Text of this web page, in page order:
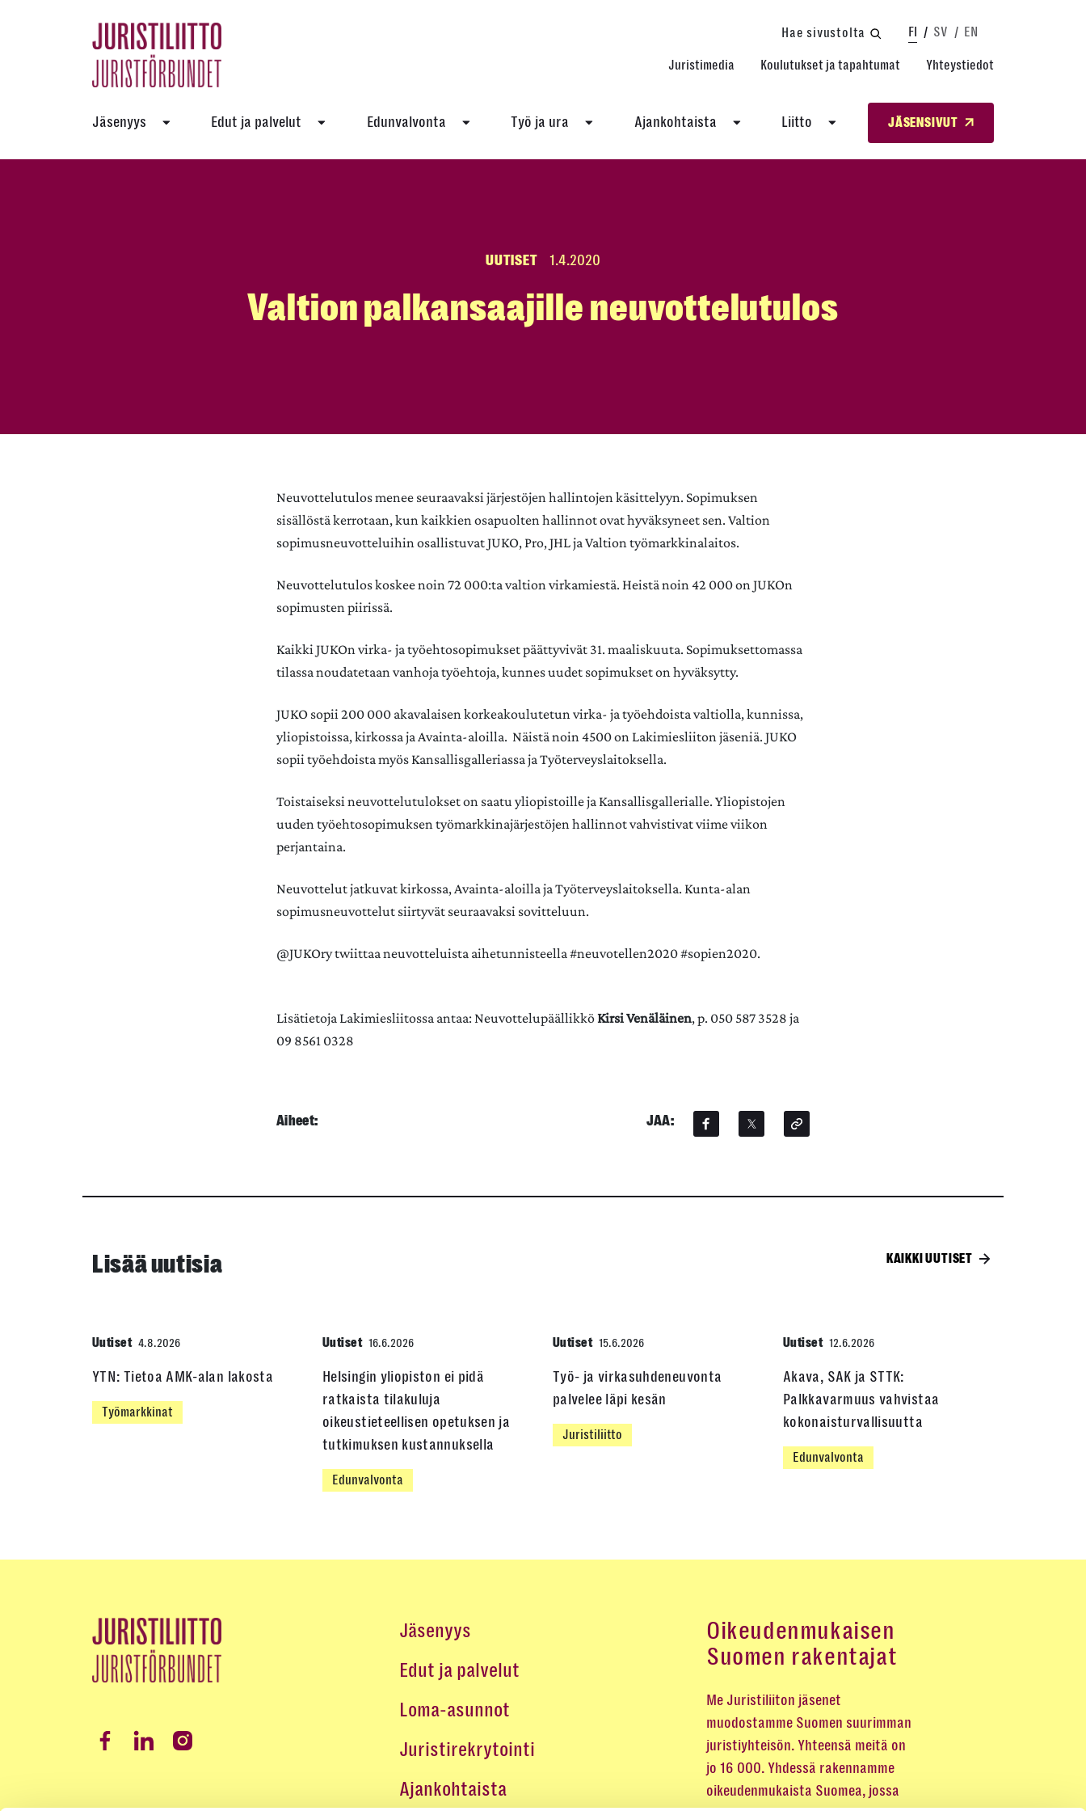
Hae sivustolta FI SV EN
Juristimedia Koulutukset ja tapahtumat Yhteystiedot
Jäsenyys Edut ja palvelut Edunvalvonta Työ ja ura Ajankohtaista Liitto JÄSENSIVUT
UUTISET 1.4.2020
Valtion palkansaajille neuvottelutulos
Neuvottelutulos menee seuraavaksi järjestöjen hallintojen käsittelyyn. Sopimuksen
sisällöstä kerrotaan, kun kaikkien osapuolten hallinnot ovat hyväksyneet sen. Valtion
sopimusneuvotteluihin osallistuvat JUKO, Pro, JHL ja Valtion työmarkkinalaitos.
Neuvottelutulos koskee noin 72 000:ta valtion virkamiestä. Heistä noin 42 000 on JUKOn
sopimusten piirissä.
Kaikki JUKOn virka- ja työehtosopimukset päättyvivät 31. maaliskuuta. Sopimuksettomassa
tilassa noudatetaan vanhoja työehtoja, kunnes uudet sopimukset on hyväksytty.
JUKO sopii 200 000 akavalaisen korkeakoulutetun virka- ja työehdoista valtiolla, kunnissa,
yliopistoissa, kirkossa ja Avainta-aloilla. Näistä noin 4500 on Lakimiesliiton jäseniä. JUKO
sopii työehdoista myös Kansallisgalleriassa ja Työterveyslaitoksella.
Toistaiseksi neuvottelutulokset on saatu yliopistoille ja Kansallisgallerialle. Yliopistojen
uuden työehtosopimuksen työmarkkinajärjestöjen hallinnot vahvistivat viime viikon
perjantaina.
Neuvottelut jatkuvat kirkossa, Avainta-aloilla ja Työterveyslaitoksella. Kunta-alan
sopimusneuvottelut siirtyvät seuraavaksi sovitteluun.
@JUKOry twiittaa neuvotteluista aihetunnisteella #neuvotellen2020 #sopien2020.
Lisätietoja Lakimiesliitossa antaa: NeuvottelupäällikköKirsi Venäläinen, p. 050 587 3528 ja
09 8561 0328
Aiheet: JAA:
Lisää uutisia KAIKKI UUTISET
Uutiset 4.8.2026
YTN: Tietoa AMK-alan lakosta
Työmarkkinat
Uutiset 16.6.2026
Helsingin yliopiston ei pidä
ratkaista tilakuluja
oikeustieteellisen opetuksen ja
tutkimuksen kustannuksella
Edunvalvonta
Uutiset 15.6.2026
Työ- ja virkasuhdeneuvonta
palvelee läpi kesän
Juristiliitto
Uutiset 12.6.2026
Akava, SAK ja STTK:
Palkkavarmuus vahvistaa
kokonaisturvallisuutta
Edunvalvonta
Jäsenyys
Edut ja palvelut
Loma-asunnot
Juristirekrytointi
Ajankohtaista
Oikeudenmukaisen
Suomen rakentajat
Me Juristiliiton jäsenet
muodostamme Suomen suurimman
juristiyhteisön. Yhteensä meitä on
jo 16 000. Yhdessä rakennamme
oikeudenmukaista Suomea, jossa